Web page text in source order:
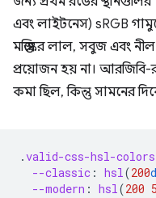
এবং লাইটনেস) sRGB
মস্তিষ্কের লাল, সবুজ এবং
প্রয়োজন হয় না। আরজিবি-
কমা ছিল, কিন্তু সামনের
.valid-css-hsl-colors
--classic : hsl(200
--modern : hsl(200